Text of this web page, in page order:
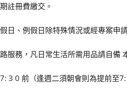
註冊費繳交。
日、例假日除特殊情況或經專案申
服務，凡日常生活所需用品請自備
3 0 前（逢週二須朝會則為提前